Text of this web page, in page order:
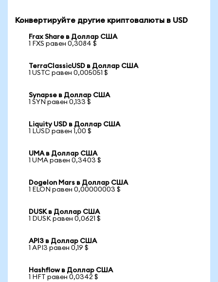
Конвертируйте другие криптовалюты в USD
Frax Share в Доллар США
1 FXS равен 0,3084 $
TerraClassicUSD в Доллар США
1 USTC равен 0,005051 $
Synapse в Доллар США
1 SYN равен 0,133 $
Liquity USD в Доллар США
1 LUSD равен 1,00 $
UMA в Доллар США
1 UMA равен 0,3403 $
Dogelon Mars в Доллар США
1 ELON равен 0,00000003 $
DUSK в Доллар США
1 DUSK равен 0,0621 $
API3 в Доллар США
1 API3 равен 0,19 $
Hashflow в Доллар США
1 HFT равен 0,0342 $